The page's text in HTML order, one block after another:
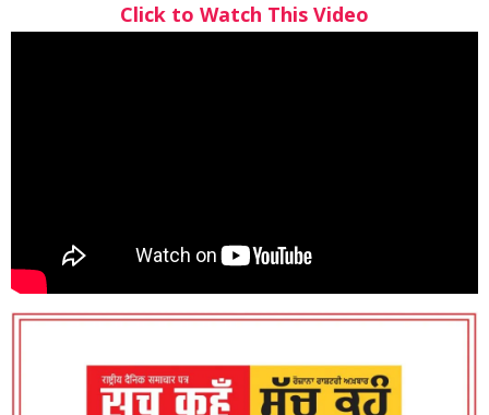
Click to Watch This Video